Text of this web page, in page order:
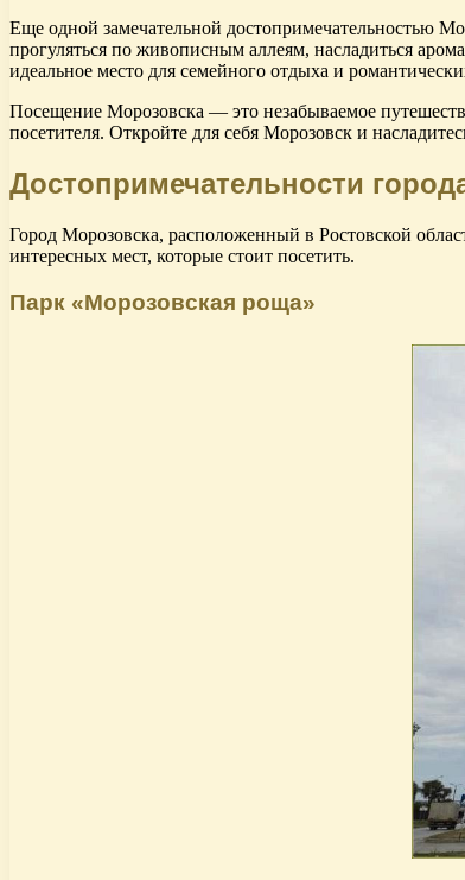
Еще одной замечательной достопримечательностью
прогуляться по живописным аллеям, насладиться
идеальное место для семейного отдыха и
Посещение Морозовска — это незабываемое
посетителя. Откройте для себя Морозовск и
Достопримечательности
Город Морозовска, расположенный в Ростовской
интересных мест, которые стоит посетить.
Парк «Морозовская роща»